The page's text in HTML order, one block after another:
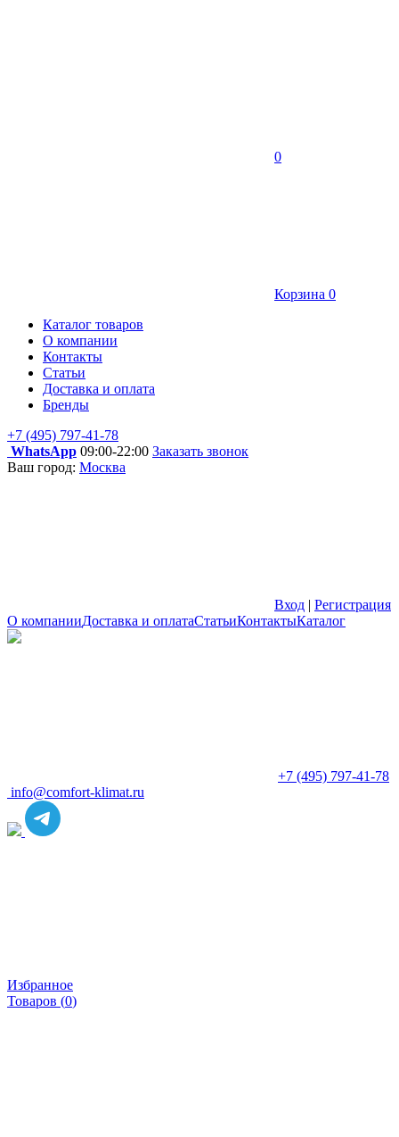
0
Корзина 0
Каталог товаров
О компании
Контакты
Статьи
Доставка и оплата
Бренды
+7 (495) 797-41-78
WhatsApp 09:00-22:00 Заказать звонок
Ваш город: Москва
Вход | Регистрация
О компанииДоставка и оплатаСтатьиКонтактыКаталог
+7 (495) 797-41-78
info@comfort-klimat.ru
Избранное
Товаров (0)